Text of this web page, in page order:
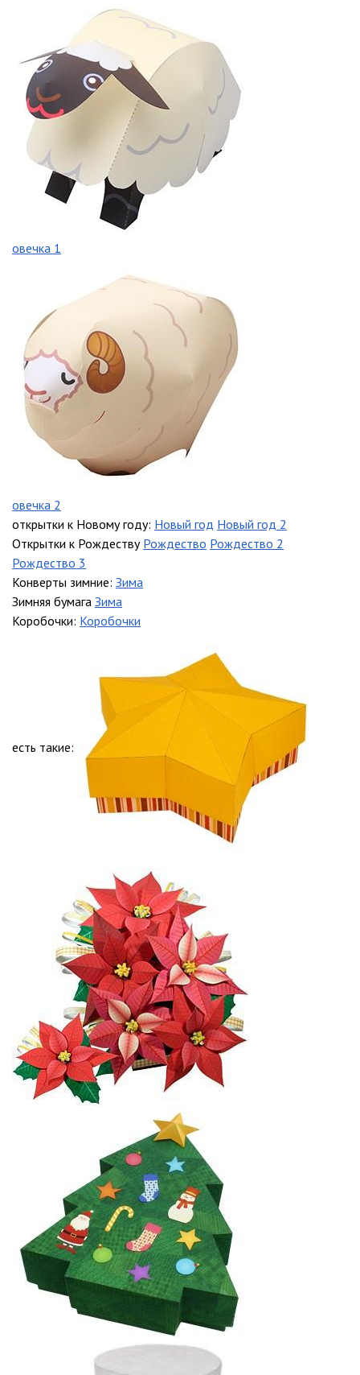
овечка 1
овечка 2
открытки к Новому году: Новый год Новый год 2
Открытки к Рождеству Рождество Рождество 2
Рождество 3
Конверты зимние: Зима
Зимняя бумага Зима
Коробочки: Коробочки
есть такие: